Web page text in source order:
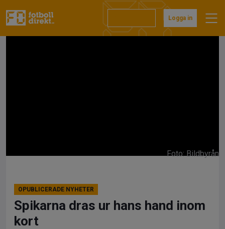
till
Logga in
Foto: Bildbyrån
OPUBLICERADE NYHETER
Spikarna dras ur hans hand inom
kort